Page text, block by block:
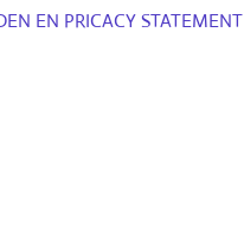
EN PRICACY STATEMENT